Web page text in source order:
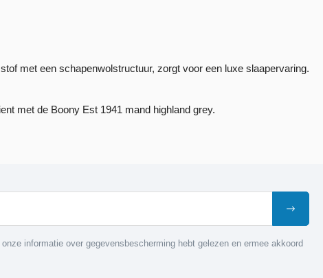
met een schapenwolstructuur, zorgt voor een luxe slaapervaring.
met de Boony Est 1941 mand highland grey.
informatie over gegevensbescherming hebt gelezen en ermee akkoord